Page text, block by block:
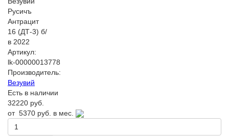
Артикул:
lk-00000013778
Производитель:
Везувий
Есть в наличии
32220 руб.
от 5370 руб. в мес.